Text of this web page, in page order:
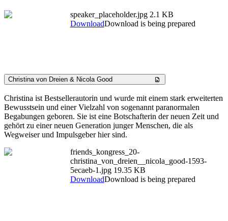
speaker_placeholder.jpg 2.1 KB
DownloadDownload is being prepared
Christina von Dreien & Nicola Good
Christina ist Bestsellerautorin und wurde mit einem stark erweiterten
Bewusstsein und einer Vielzahl von sogenannt paranormalen
Begabungen geboren. Sie ist eine Botschafterin der neuen Zeit und
gehört zu einer neuen Generation junger Menschen, die als
Wegweiser und Impulsgeber hier sind.
friends_kongress_20-
christina_von_dreien__nicola_good-1593-
5ecaeb-1.jpg 19.35 KB
DownloadDownload is being prepared